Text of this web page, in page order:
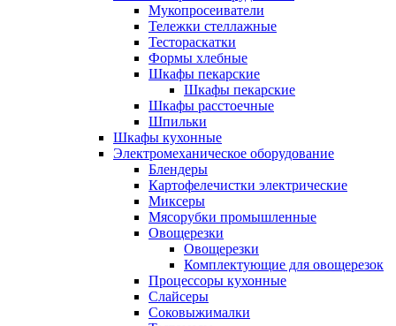
Мукопросеиватели
Тележки стеллажные
Тестораскатки
Формы хлебные
Шкафы пекарские
Шкафы пекарские
Шкафы расстоечные
Шпильки
Шкафы кухонные
Электромеханическое оборудование
Блендеры
Картофелечистки электрические
Миксеры
Мясорубки промышленные
Овощерезки
Овощерезки
Комплектующие для овощерезок
Процессоры кухонные
Слайсеры
Соковыжималки